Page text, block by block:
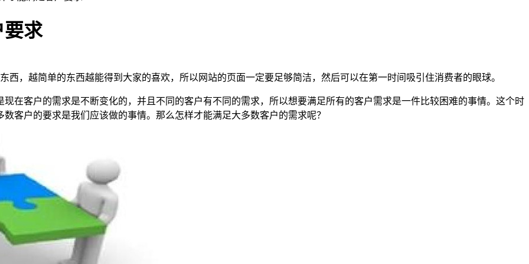
要求
，越简单的东西越能得到大家的喜欢，所以网站的页面一定要足够简洁，然后可以在第一时间吸引住消费者的眼球。
在客户的需求是不断变化的，并且不同的客户有不同的需求，所以想要满足所有的客户需求是一件比较困难的事情。这个时
客户的要求是我们应该做的事情。那么怎样才能满足大多数客户的需求呢？